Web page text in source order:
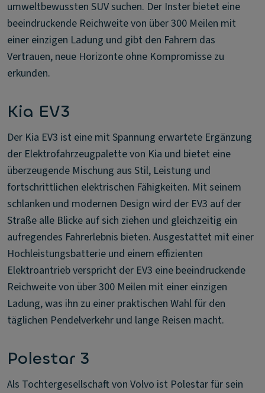
umweltbewussten SUV suchen. Der Inster bietet eine
beeindruckende Reichweite von über 300 Meilen mit
einer einzigen Ladung und gibt den Fahrern das
Vertrauen, neue Horizonte ohne Kompromisse zu
erkunden.
Kia EV3
Der Kia EV3 ist eine mit Spannung erwartete Ergänzung
der Elektrofahrzeugpalette von Kia und bietet eine
überzeugende Mischung aus Stil, Leistung und
fortschrittlichen elektrischen Fähigkeiten. Mit seinem
schlanken und modernen Design wird der EV3 auf der
Straße alle Blicke auf sich ziehen und gleichzeitig ein
aufregendes Fahrerlebnis bieten. Ausgestattet mit einer
Hochleistungsbatterie und einem effizienten
Elektroantrieb verspricht der EV3 eine beeindruckende
Reichweite von über 300 Meilen mit einer einzigen
Ladung, was ihn zu einer praktischen Wahl für den
täglichen Pendelverkehr und lange Reisen macht.
Polestar 3
Als Tochtergesellschaft von Volvo ist Polestar für sein